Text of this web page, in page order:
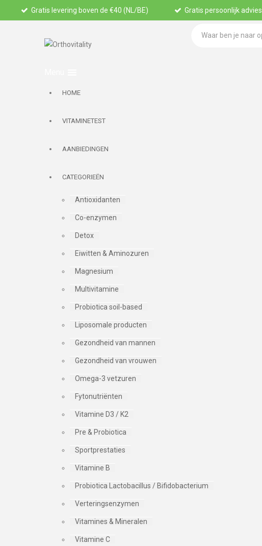
Gratis levering boven de €40 (NL/BE) Gratis persoonlijk advies
HOME
VITAMINETEST
AANBIEDINGEN
CATEGORIEËN
Antioxidanten
Co-enzymen
Detox
Eiwitten & Aminozuren
Magnesium
Multivitamine
Probiotica soil-based
Liposomale producten
Gezondheid van mannen
Gezondheid van vrouwen
Omega-3 vetzuren
Fytonutriënten
Vitamine D3 / K2
Pre & Probiotica
Sportprestaties
Vitamine B
Probiotica Lactobacillus / Bifidobacterium
Verteringsenzymen
Vitamines & Mineralen
Vitamine C